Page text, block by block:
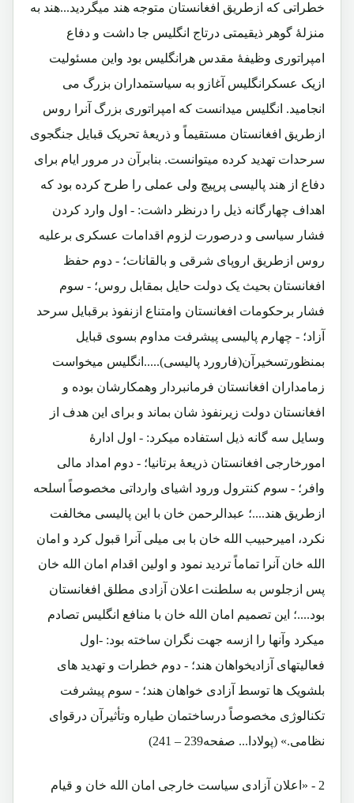
خطراتی که ازطریق افغانستان متوجه هند میگردید...هند به
منزلۀ گوهر ذیقیمتی درتاج انگلیس جا داشت و دفاع
امپراتوری وظیفۀ مقدس هرانگلیس بود واین مسئولیت
ازیک عسکرانگلیس آغازو به سیاستمداران بزرگ می
انجامید. انگلیس میدانست که امپراتوری بزرگ آنرا روس
ازطریق افغانستان مستقیماً و ذریعۀ تحریک قبایل جنگجوی
سرحدات تهدید کرده میتوانست. بنابرآن در مرور ایام برای
دفاع از هند پالیسی پرپیچ ولی عملی را طرح کرده بود که
اهداف چهارگانه ذیل را درنظر داشت: - اول وارد کردن
فشار سیاسی و درصورت لزوم اقدامات عسکری برعلیه
روس ازطریق اروپای شرقی و بالقانات؛ - دوم حفظ
افغانستان بحیث یک دولت حایل بمقابل روس؛ - سوم
فشار برحکومات افغانستان وامتناع ازنفوذ برقبایل سرحد
آزاد؛ - چهارم پالیسی پیشرفت مداوم بسوی قبایل
بمنظورتسخیرآن(فارورد پالیسی).....انگلیس میخواست
زمامداران افغانستان فرمانبردار وهمکارشان بوده و
افغانستان دولت زیرنفوذ شان بماند و برای این هدف از
وسایل سه گانه ذیل استفاده میکرد: - اول ادارۀ
امورخارجی افغانستان ذریعۀ برتانیا؛ - دوم امداد مالی
وافر؛ - سوم کنترول ورود اشیای وارداتی مخصوصاً اسلحه
ازطریق هند....؛ عبدالرحمن خان با این پالیسی مخالفت
نکرد، امیرحبیب الله خان با بی میلی آنرا قبول کرد و امان
الله خان آنرا تماماً تردید نمود و اولین اقدام امان الله خان
پس ازجلوس به سلطنت اعلان آزادی مطلق افغانستان
بود....؛ این تصمیم امان الله خان با منافع انگلیس تصادم
میکرد وآنها را ازسه جهت نگران ساخته بود: -اول
فعالیتهای آزادیخواهان هند؛ - دوم خطرات و تهدید های
بلشویک ها توسط آزادی خواهان هند؛ - سوم پیشرفت
تکنالوژی مخصوصاً درساختمان طیاره وتأثیرآن درقوای
نظامی.» (پولادا... صفحه239 – 241)
2 - «اعلان آزادی سیاست خارجی امان الله خان و قیام